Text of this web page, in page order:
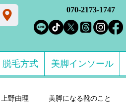
070-2173-1747
毛方式 美脚インソール
野由理 美脚になる靴のこと